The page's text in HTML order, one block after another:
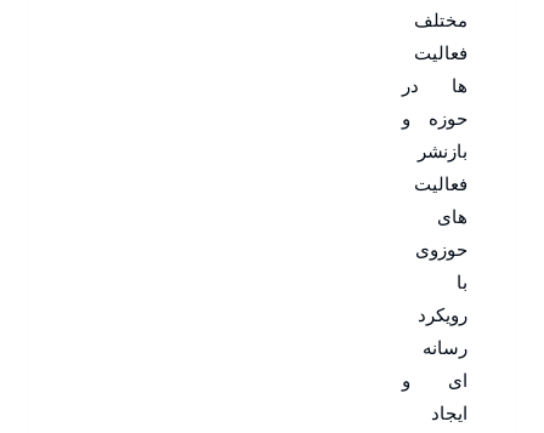
مختلف
فعالیت
ها در
حوزه و
بازنشر
فعالیت
های
حوزوی
با
رویکرد
رسانه
ای و
ایجاد